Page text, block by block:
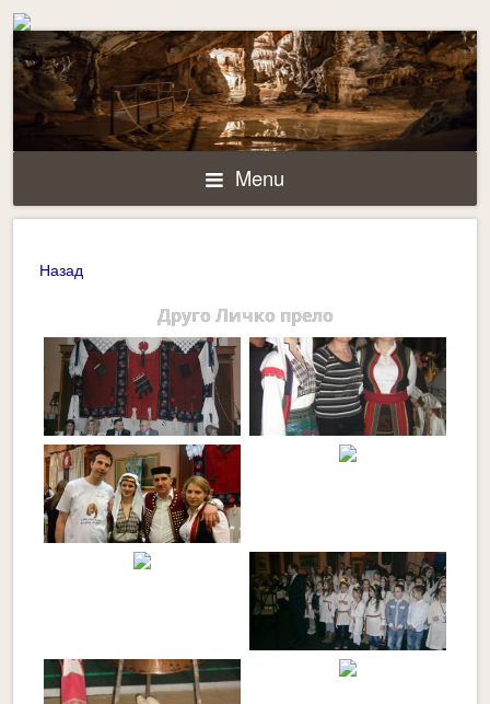
Menu
Назад
Друго Личко прело